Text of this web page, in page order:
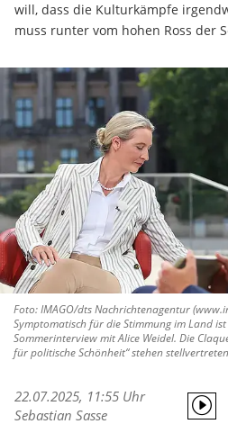
will, dass die Kulturkämpfe
muss runter vom hohen Ross der
Foto: IMAGO/dts Nachrichtenagentur
Symptomatisch für die Stimmung im Land ist
Sommerinterview mit Alice Weidel. Die
für politische Schönheit“ stehen
22.07.2025, 11:55 Uhr
Sebastian Sasse